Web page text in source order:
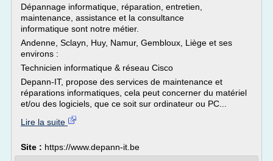
Dépannage informatique, réparation, entretien,
maintenance, assistance et la consultance
informatique sont notre métier.
Andenne, Sclayn, Huy, Namur, Gembloux, Liège et ses
environs :
Technicien informatique & réseau Cisco
Depann-IT, propose des services de maintenance et
réparations informatiques, cela peut concerner du matériel
et/ou des logiciels, que ce soit sur ordinateur ou PC...
Lire la suite
Site : https://www.depann-it.be